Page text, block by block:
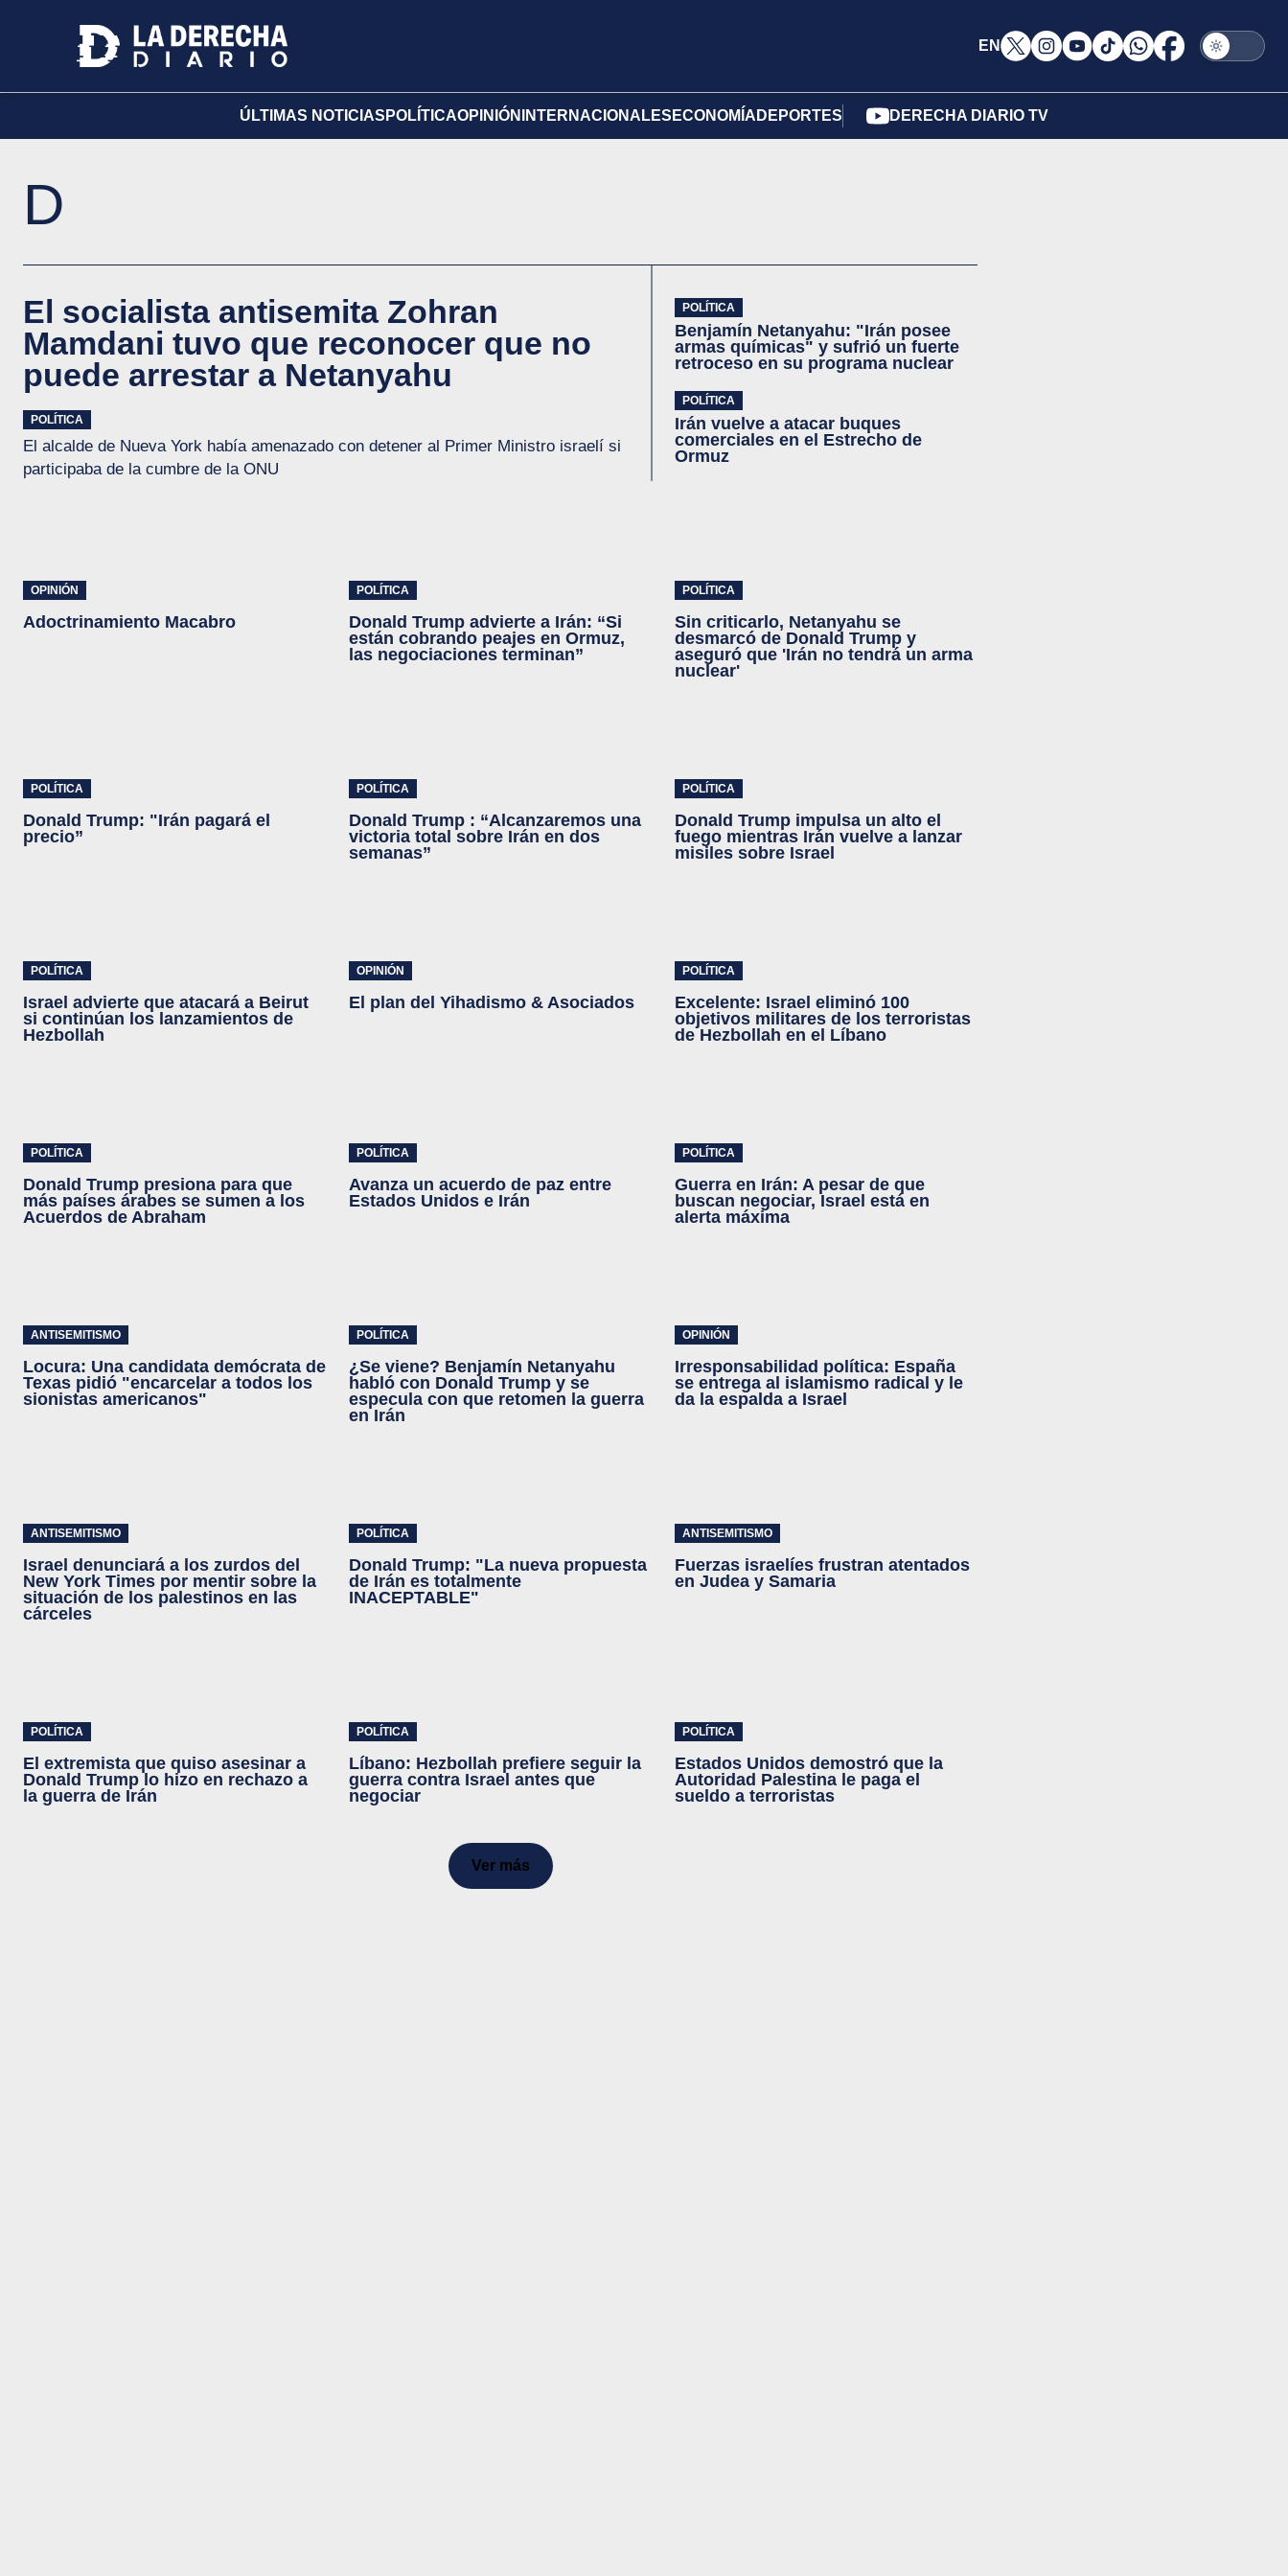
EN
ÚLTIMAS NOTICIAS POLÍTICAOPINIÓN INTERNACIONALES ECONOMÍA DEPORTES DERECHA DIARIO TV
D
El socialista antisemita Zohran
Mamdani tuvo que reconocer que no
puede arrestar a Netanyahu
POLÍTICA
El alcalde de Nueva York había amenazado con detener al Primer Ministro israelí si
participaba de la cumbre de la ONU
POLÍTICA
Benjamín Netanyahu: "Irán posee
armas químicas" y sufrió un fuerte
retroceso en su programa nuclear
POLÍTICA
Irán vuelve a atacar buques
comerciales en el Estrecho de
Ormuz
OPINIÓN
Adoctrinamiento Macabro
POLÍTICA
Donald Trump advierte a Irán: “Si
están cobrando peajes en Ormuz,
las negociaciones terminan”
POLÍTICA
Sin criticarlo, Netanyahu se
desmarcó de Donald Trump y
aseguró que 'Irán no tendrá un arma
nuclear'
POLÍTICA
Donald Trump: "Irán pagará el
precio”
POLÍTICA
Donald Trump : “Alcanzaremos una
victoria total sobre Irán en dos
semanas”
POLÍTICA
Donald Trump impulsa un alto el
fuego mientras Irán vuelve a lanzar
misiles sobre Israel
POLÍTICA
Israel advierte que atacará a Beirut
si continúan los lanzamientos de
Hezbollah
OPINIÓN
El plan del Yihadismo & Asociados
POLÍTICA
Excelente: Israel eliminó 100
objetivos militares de los terroristas
de Hezbollah en el Líbano
POLÍTICA
Donald Trump presiona para que
más países árabes se sumen a los
Acuerdos de Abraham
POLÍTICA
Avanza un acuerdo de paz entre
Estados Unidos e Irán
POLÍTICA
Guerra en Irán: A pesar de que
buscan negociar, Israel está en
alerta máxima
ANTISEMITISMO
Locura: Una candidata demócrata de
Texas pidió "encarcelar a todos los
sionistas americanos"
POLÍTICA
¿Se viene? Benjamín Netanyahu
habló con Donald Trump y se
especula con que retomen la guerra
en Irán
OPINIÓN
Irresponsabilidad política: España
se entrega al islamismo radical y le
da la espalda a Israel
ANTISEMITISMO
Israel denunciará a los zurdos del
New York Times por mentir sobre la
situación de los palestinos en las
cárceles
POLÍTICA
Donald Trump: "La nueva propuesta
de Irán es totalmente
INACEPTABLE"
ANTISEMITISMO
Fuerzas israelíes frustran atentados
en Judea y Samaria
POLÍTICA
El extremista que quiso asesinar a
Donald Trump lo hizo en rechazo a
la guerra de Irán
POLÍTICA
Líbano: Hezbollah prefiere seguir la
guerra contra Israel antes que
negociar
POLÍTICA
Estados Unidos demostró que la
Autoridad Palestina le paga el
sueldo a terroristas
Ver más